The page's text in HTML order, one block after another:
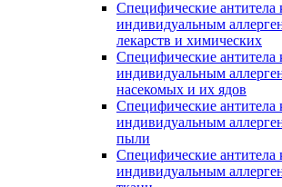
Специфические антитела
индивидуальным
лекарств и химических
Специфические антитела
индивидуальным
насекомых и их ядов
Специфические антитела
индивидуальным
пыли
Специфические антитела
индивидуальным